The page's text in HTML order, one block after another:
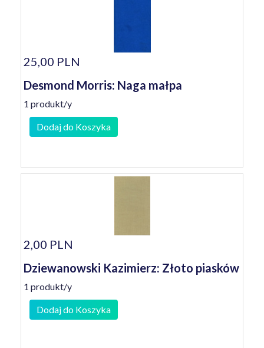
25,00 PLN
Desmond Morris: Naga małpa
1 produkt/y
Dodaj do Koszyka
2,00 PLN
Dziewanowski Kazimierz: Złoto piasków
1 produkt/y
Dodaj do Koszyka